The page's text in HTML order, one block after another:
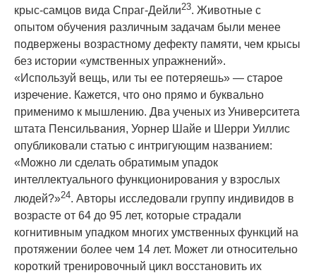
крыс-самцов вида Спраг-Дейли23. Животные с
опытом обучения различным задачам были менее
подвержены возрастному дефекту памяти, чем крысы
без истории «умственных упражнений».
«Используй вещь, или ты ее потеряешь» — старое
изречение. Кажется, что оно прямо и буквально
применимо к мышлению. Два ученых из Университета
штата Пенсильвания, Уорнер Шайе и Шерри Уиллис
опубликовали статью с интригующим названием:
«Можно ли сделать обратимым упадок
интеллектуального функционирования у взрослых
людей?»24. Авторы исследовали группу индивидов в
возрасте от 64 до 95 лет, которые страдали
когнитивным упадком многих умственных функций на
протяжении более чем 14 лет. Может ли относительно
короткий тренировочный цикл восстановить их